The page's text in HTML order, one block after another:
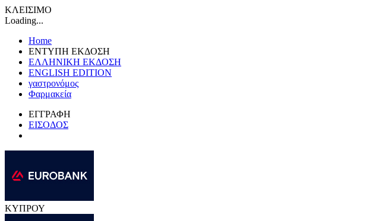
ΚΛΕΙΣΙΜΟ
Loading...
Home
ΕΝΤΥΠΗ ΕΚΔΟΣΗ
ΕΛΛΗΝΙΚΗ ΕΚΔΟΣΗ
ENGLISH EDITION
γαστρονόμος
Φαρμακεία
ΕΓΓΡΑΦΗ
ΕΙΣΟΔΟΣ
ΚΥΠΡΟΥ